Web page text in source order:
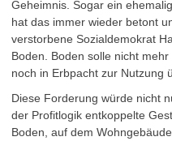
Geheimnis. Sogar ein
hat das immer wieder betont
verstorbene Sozialdemokrat
Boden. Boden solle nicht
noch in Erbpacht zur Nutzung
Diese Forderung würde nicht
der Profitlogik entkoppelte
Boden, auf dem